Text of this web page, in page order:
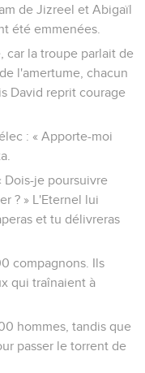
de Jizreel et Abigaïl
été emmenées.
car la troupe parlait de
l'amertume, chacun
David reprit courage
: « Apporte-moi
Dois-je poursuivre
? » L'Eternel lui
et tu délivreras
compagnons. Ils
qui traînaient à
hommes, tandis que
passer le torrent de